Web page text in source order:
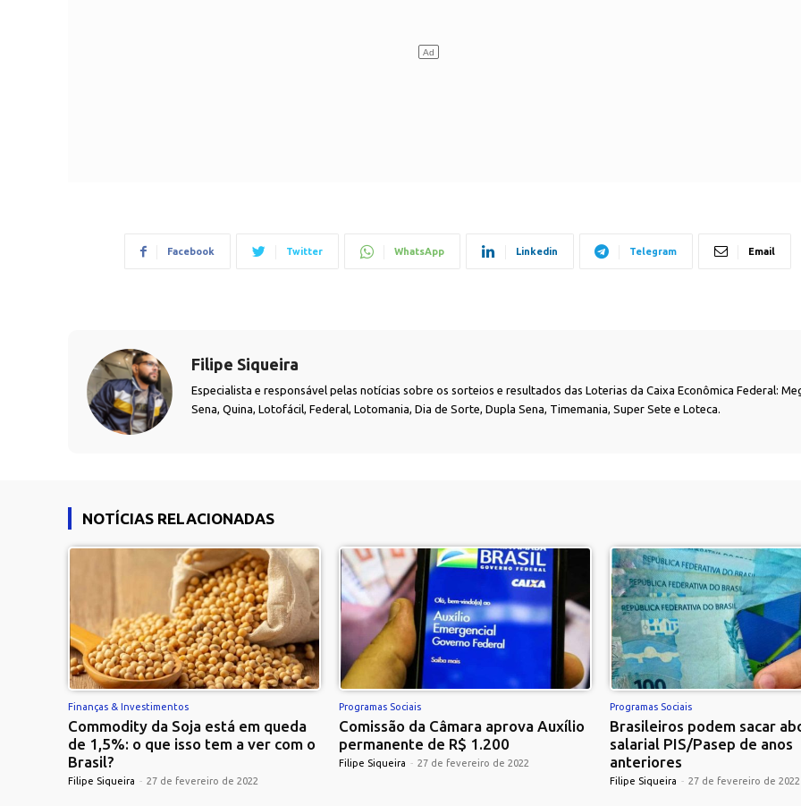
Facebook Twitter WhatsApp Linkedin Telegram Email
Filipe Siqueira
Especialista e responsável pelas notícias sobre os sorteios e resultados das Loterias da Caixa Econômica Federal:
Sena, Quina, Lotofácil, Federal, Lotomania, Dia de Sorte, Dupla Sena, Timemania, Super Sete e Loteca.
NOTÍCIAS RELACIONADAS
Finanças & Investimentos
Commodity da Soja está em queda
de 1,5%: o que isso tem a ver com o
Brasil?
Filipe Siqueira - 27 de fevereiro de 2022
Programas Sociais
Comissão da Câmara aprova Auxílio
permanente de R$ 1.200
Filipe Siqueira - 27 de fevereiro de 2022
Programas Sociais
Brasileiros podem sacar
salarial PIS/Pasep de anos
anteriores
Filipe Siqueira - 27 de fevereiro de 2022